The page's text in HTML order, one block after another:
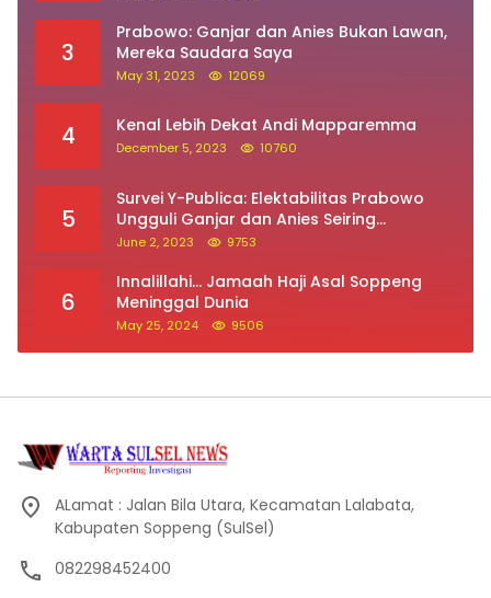
3
Prabowo: Ganjar dan Anies Bukan Lawan,
Mereka Saudara Saya
May 31, 2023 12069
4 Kenal Lebih Dekat Andi Mapparemma
December 5, 2023 10760
5
Survei Y-Publica: Elektabilitas Prabowo
Ungguli Ganjar dan Anies Seiring
Kepuasan Terhadap Jokowi Naik
June 2, 2023 9753
6
Innalillahi… Jamaah Haji Asal Soppeng
Meninggal Dunia
May 25, 2024 9506
ALamat : Jalan Bila Utara, Kecamatan Lalabata,
Kabupaten Soppeng (SulSel)
082298452400